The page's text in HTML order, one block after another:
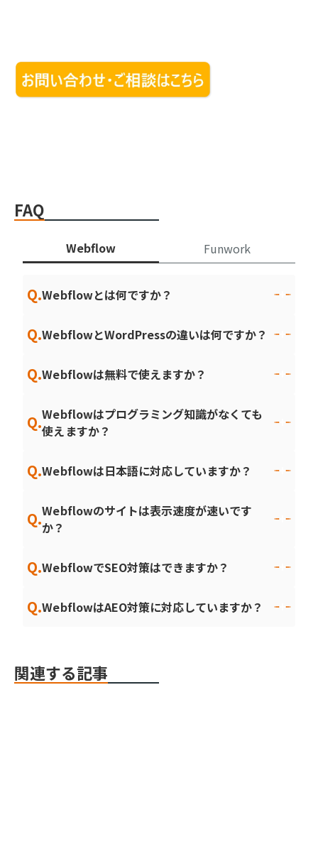
FAQ
Webflow Funwork
Q.Webflowとは何ですか？
Q.WebflowとWordPressの違いは何ですか？
Q.Webflowは無料で使えますか？
Q.Webflowはプログラミング知識がなくても
使えますか？
Q.Webflowは日本語に対応していますか？
Q.Webflowのサイトは表示速度が速いです
か？
Q.WebflowでSEO対策はできますか？
Q.WebflowはAEO対策に対応していますか？
関連する記事